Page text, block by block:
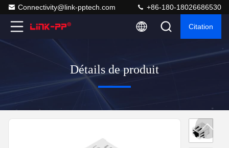
Connectivity@link-pptech.com +86-180-18026686530
Citation
Détails de produit